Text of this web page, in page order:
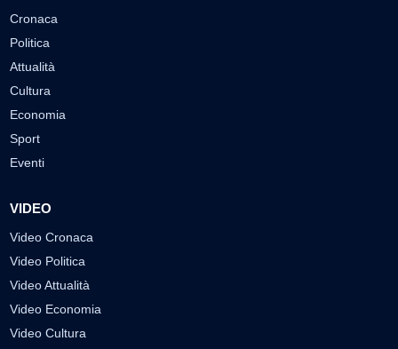
Cronaca
Politica
Attualità
Cultura
Economia
Sport
Eventi
VIDEO
Video Cronaca
Video Politica
Video Attualità
Video Economia
Video Cultura